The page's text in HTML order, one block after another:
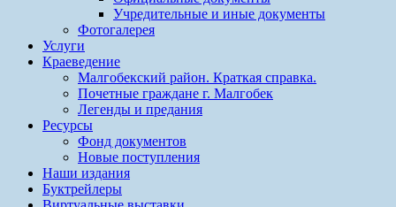
Учредительные и иные документы
Фотогалерея
Услуги
Краеведение
Малгобекский район. Краткая справка.
Почетные граждане г. Малгобек
Легенды и предания
Ресурсы
Фонд документов
Новые поступления
Наши издания
Буктрейлеры